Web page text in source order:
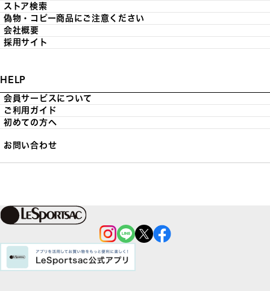
ストア検索
偽物・コピー商品にご注意ください
会社概要
採用サイト
HELP
会員サービスについて
ご利用ガイド
初めての方へ
お問い合わせ